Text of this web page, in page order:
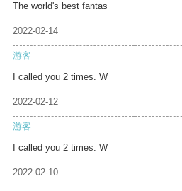
The world's best fantas
2022-02-14
游客
I called you 2 times. W
2022-02-12
游客
I called you 2 times. W
2022-02-10